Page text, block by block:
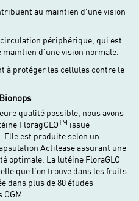
au maintien d'une vision
périphérique, qui est
d'une vision normale.
à protéger les cellules contre le
qualité possible, nous avons
FloragGLOTM issue
Elle est produite selon un
Actilease assurant une
optimale. La lutéine FloraGLO
que l'on trouve dans les fruits
dans plus de 80 études
OGM.